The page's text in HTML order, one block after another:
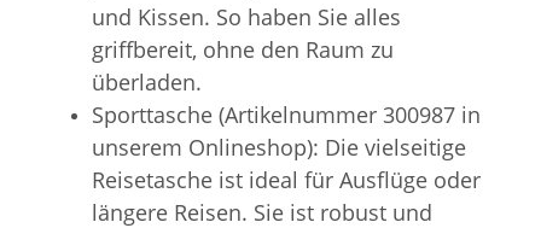
und Kissen. So haben Sie alles
griffbereit, ohne den Raum zu
überladen.
Sporttasche (Artikelnummer 300987 in
unserem Onlineshop): Die vielseitige
Reisetasche ist ideal für Ausflüge oder
längere Reisen. Sie ist robust und